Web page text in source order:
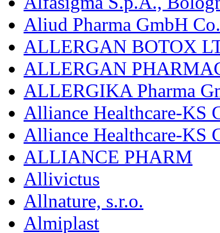
Aliud Pharma GmbH
ALLERGAN BOTOX
ALLERGAN
ALLERGIKA Pharma
Alliance Healthcare-KS
Alliance Healthcare-KS
ALLIANCE PHARM
Allivictus
Allnature, s.r.o.
Almiplast